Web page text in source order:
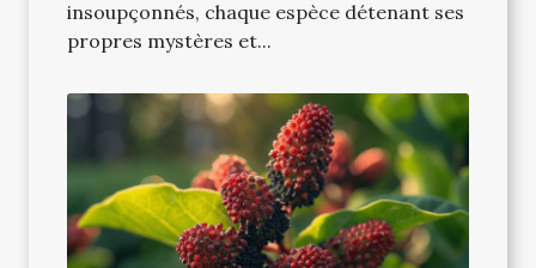
insoupçonnés, chaque espèce détenant ses
propres mystères et...